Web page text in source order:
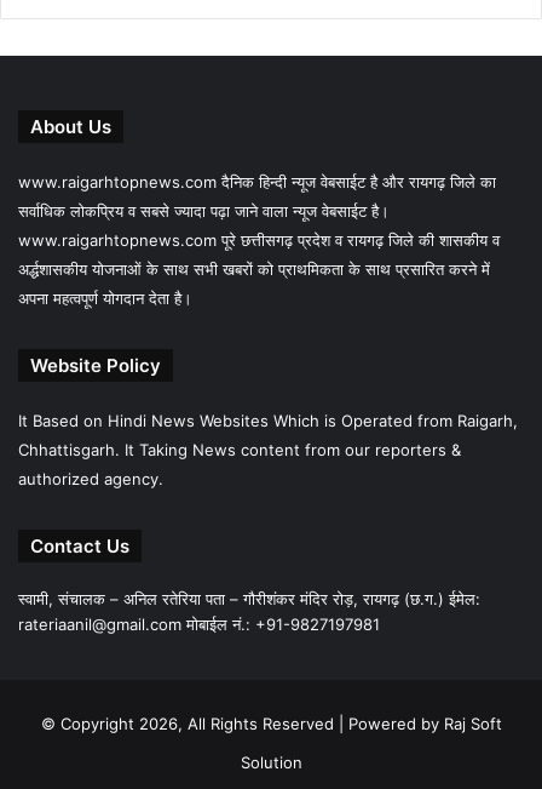
About Us
www.raigarhtopnews.com दैनिक हिन्दी न्यूज वेबसाईट है और रायगढ़ जिले का
सर्वाधिक लोकप्रिय व सबसे ज्यादा पढ़ा जाने वाला न्यूज वेबसाईट है।
www.raigarhtopnews.com पूरे छत्तीसगढ़ प्रदेश व रायगढ़ जिले की शासकीय व
अर्द्धशासकीय योजनाओं के साथ सभी खबरों को प्राथमिकता के साथ प्रसारित करने में
अपना महत्वपूर्ण योगदान देता है।
Website Policy
It Based on Hindi News Websites Which is Operated from Raigarh,
Chhattisgarh. It Taking News content from our reporters &
authorized agency.
Contact Us
स्वामी, संचालक – अनिल रतेरिया पता – गौरीशंकर मंदिर रोड़, रायगढ़ (छ.ग.) ईमेल:
rateriaanil@gmail.comमोबाईल नं.: +91-9827197981
© Copyright 2026, All Rights Reserved | Powered by Raj Soft
Solution